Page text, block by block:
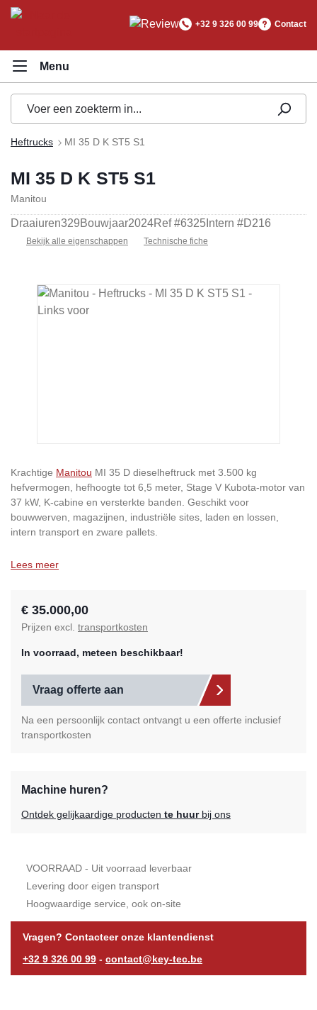
+32 9 326 00 99 Contact
Heftrucks MI 35 D K ST5 S1
MI 35 D K ST5 S1
Manitou
Draaiuren329Bouwjaar2024Ref #6325 Intern #D216
Bekijk alle eigenschappen Technische fiche
Afbeeldingengalerij overslaan
Krachtige Manitou MI 35 D dieselheftruck met 3.500 kg
hefvermogen, hefhoogte tot 6,5 meter, Stage V Kubota-motor van
37 kW, K-cabine en versterkte banden. Geschikt voor
bouwwerven, magazijnen, industriële sites, laden en lossen,
intern transport en zware pallets.
Lees meer
€ 35.000,00
Prijzen excl. transportkosten
In voorraad, meteen beschikbaar!
Vraag offerte aan
Na een persoonlijk contact ontvangt u een offerte inclusief
transportkosten
Machine huren?
Ontdek gelijkaardige producten te huurbij ons
VOORRAAD - Uit voorraad leverbaar
Levering door eigen transport
Hoogwaardige service, ook on-site
Vragen? Contacteer onze klantendienst
+32 9 326 00 99 - contact@key-tec.be